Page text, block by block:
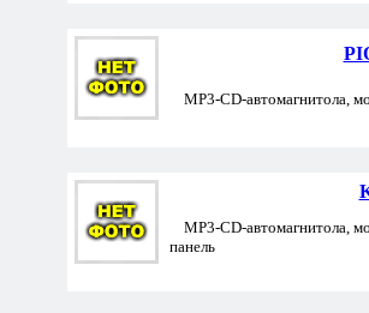
MP3-CD-автомагнитола,
MP3-CD-автомагнитола,
панель